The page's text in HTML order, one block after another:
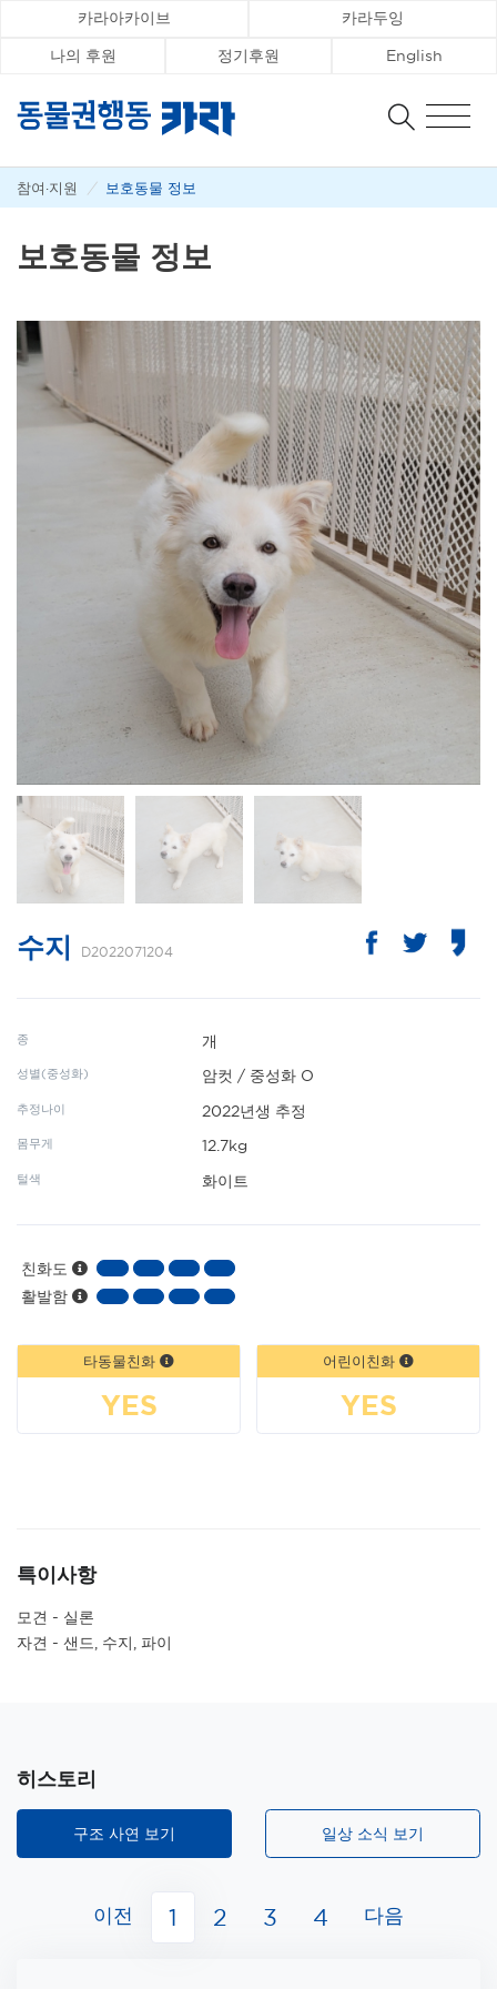
카라아카이브 카라두잉
나의 후원 정기후원 English
참여·지원 / 보호동물 정보
보호동물 정보
수지 D2022071204
종 개
성별(중성화) 암컷 / 중성화 O
추정나이 2022년생 추정
몸무게 12.7kg
털색 화이트
친화도
활발함
타동물친화
YES
어린이친화
YES
특이사항
모견 - 실론
자견 - 샌드, 수지, 파이
히스토리
구조 사연 보기 일상 소식 보기
이전 1 2 3 4 다음